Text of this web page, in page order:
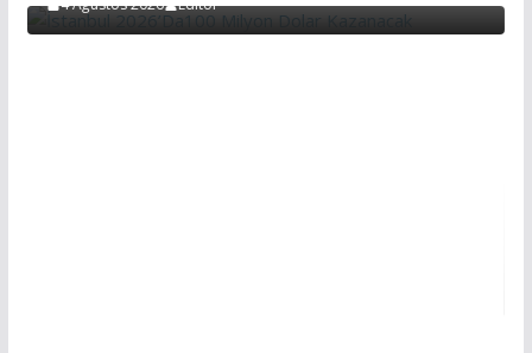
4 Ağustos 2026 Editör